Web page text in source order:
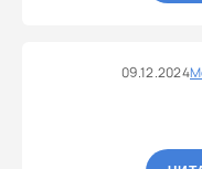
09.12.2024